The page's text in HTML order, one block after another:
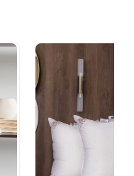
товаров,
в
постоянно
и вносит
сна